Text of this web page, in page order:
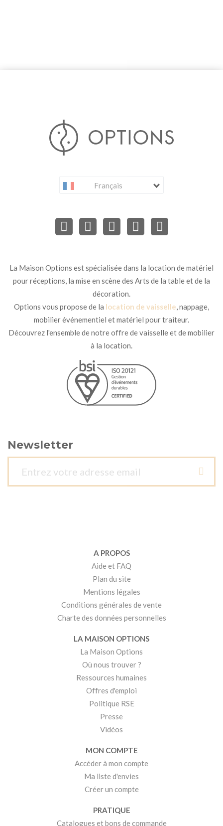
Français
La Maison Options est spécialisée dans la location de matériel
pour réceptions, la mise en scène des Arts de la table et de la
décoration.
Options vous propose de la location de vaisselle, nappage,
mobilier événementiel et matériel pour traiteur.
Découvrez l'ensemble de notre offre de vaisselle et de mobilier
à la location.
Newsletter
A PROPOS
Aide et FAQ
Plan du site
Mentions légales
Conditions générales de vente
Charte des données personnelles
LA MAISON OPTIONS
La Maison Options
Où nous trouver ?
Ressources humaines
Offres d'emploi
Politique RSE
Presse
Vidéos
MON COMPTE
Accéder à mon compte
Ma liste d'envies
Créer un compte
PRATIQUE
Catalogues et bons de commande